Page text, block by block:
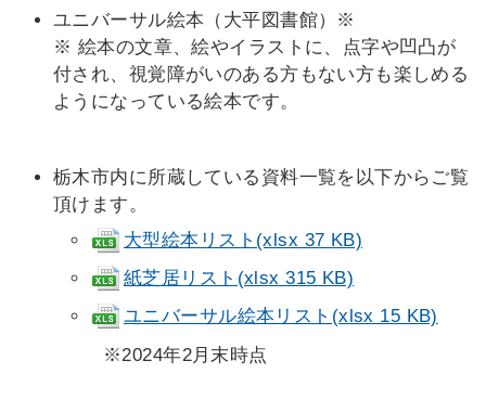
ユニバーサル絵本（大平図書館）※
※ 絵本の文章、絵やイラストに、点字や凹凸が
付され、視覚障がいのある方もない方も楽しめる
ようになっている絵本です。
栃木市内に所蔵している資料一覧を以下からご覧
頂けます。
大型絵本リスト(xlsx 37 KB)
紙芝居リスト(xlsx 315 KB)
ユニバーサル絵本リスト(xlsx 15 KB)
※2024年2月末時点